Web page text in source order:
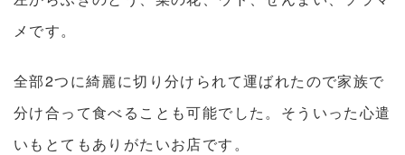
メです。
全部2つに綺麗に切り分けられて運ばれたので家族で
分け合って食べることも可能でした。そういった心遣
いもとてもありがたいお店です。